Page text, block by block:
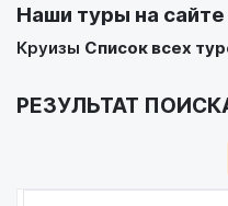
Наши туры на сайте
Круизы Список всех
РЕЗУЛЬТАТ